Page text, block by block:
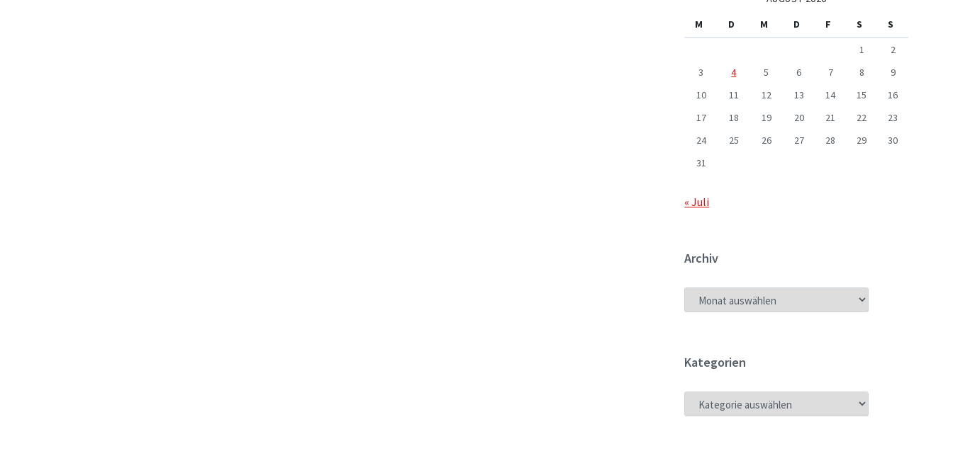
M
D M D F S
S
1
2
3
4 5 6 7 8
9
10
11 12 13 14 15
16
17
18 19 20 21 22
23
24
25 26 27 28 29
30
31
« Juli
Archiv
ARCHIV
Kategorien
KATEGORIEN